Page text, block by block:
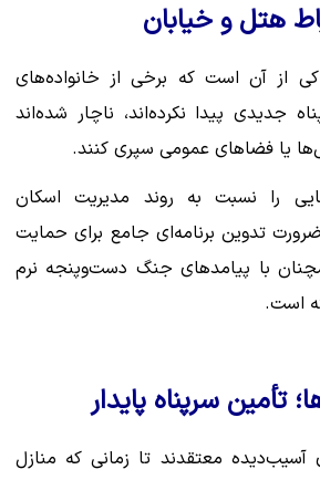
هتل و خیابان
از آن است که برخی از خانواده‌های
جدیدی پیدا نکرده‌اند، ناچار شده‌اند
یا فضاهای عمومی سپری کنند.
را نسبت به روند مدیریت اسکان
تدوین برنامه‌ای جامع برای حمایت
با پیامدهای جنگ دست‌وپنجه نرم
است.
تأمین سرپناه پایدار
آسیب‌دیده معتقدند تا زمانی که منازل